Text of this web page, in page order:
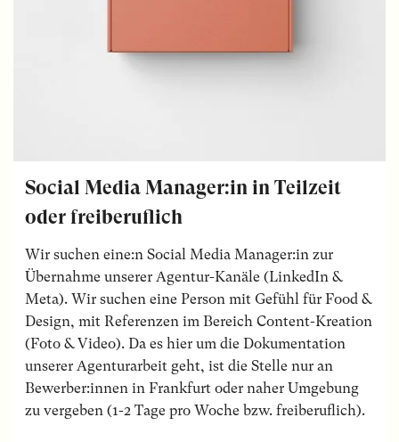
Social Media Manager:in in Teilzeit
oder freiberuflich
Wir suchen eine:n Social Media Manager:in zur
Übernahme unserer Agentur-Kanäle (LinkedIn &
Meta). Wir suchen eine Person mit Gefühl für Food &
Design, mit Referenzen im Bereich Content-Kreation
(Foto & Video). Da es hier um die Dokumentation
unserer Agenturarbeit geht, ist die Stelle nur an
Bewerber:innen in Frankfurt oder naher Umgebung
zu vergeben (1-2 Tage pro Woche bzw. freiberuflich).